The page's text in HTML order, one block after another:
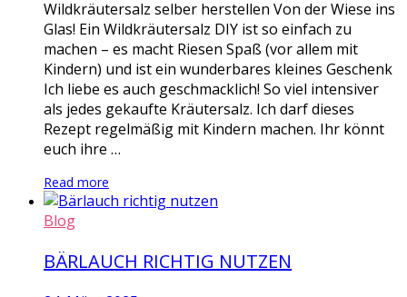
Wildkräutersalz selber herstellen Von der Wiese ins
Glas! Ein Wildkräutersalz DIY ist so einfach zu
machen – es macht Riesen Spaß (vor allem mit
Kindern) und ist ein wunderbares kleines Geschenk
Ich liebe es auch geschmacklich! So viel intensiver
als jedes gekaufte Kräutersalz. Ich darf dieses
Rezept regelmäßig mit Kindern machen. Ihr könnt
euch ihre …
Read more
Blog
BÄRLAUCH RICHTIG NUTZEN